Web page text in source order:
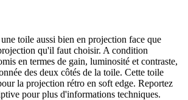
toile aussi bien en projection face que
qu'il faut choisir. A condition
en termes de gain, luminosité et contraste,
des deux côtés de la toile. Cette toile
la projection rétro en soft edge. Reportez
pour plus d'informations techniques.